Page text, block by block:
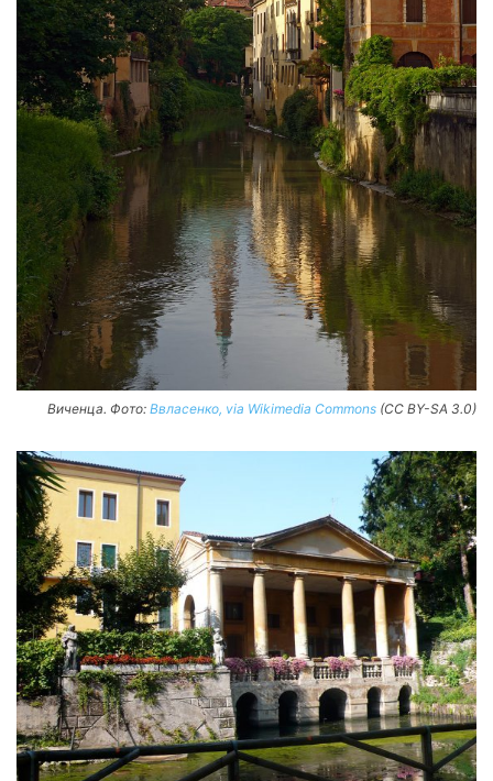
Виченца. Фото: Ввласенко, via Wikimedia Commons (CC BY-SA 3.0)